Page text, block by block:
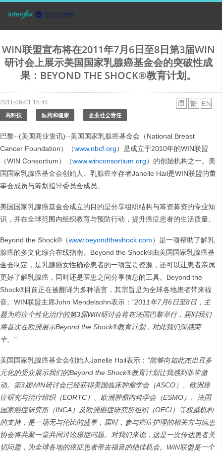
WIN联盟宣布将在2011年7月6日至8日第3届WIN
研讨会上展示美国国家乳腺癌基金会的突破性成
果：BEYOND THE SHOCK®教育计划。
2011-06-01 15:44
高科技 医药和健康 企业社会责任
巴黎--(美国商业资讯)--美国国家乳腺癌基金会（National Breast
Cancer Foundation）（www.nbcf.org）是成立于2010年的WIN联盟
（WIN Consortium）（www.winconsortium.org）的创始机构之一。美
国国家乳腺癌基金会创始人、乳腺癌幸存者Janelle Hail是WIN联盟的董
事会成员与筹划指导委员会成员。
美国国家乳腺癌基金会成立的目的是分享组织结构与筹资募资的专业知
识，并在全球范围内组织教育与预防行动，提升癌症患者的生活质量。
Beyond the Shock®（www.beyondtheshock.com）是一项帮助了解乳
腺癌的多文化综合在线指南。Beyond the Shock®由美国国家乳腺癌基
金会制定，是乳腺癌女性确诊患者的一项宝贵资源，还可以让患者亲属
更好了解乳腺癌，同时还是医患之间分享信息的工具。Beyond the
Shock®目前正在被翻译为多种语言，其宗旨是为全球各地患者带来福
音。WIN联盟主席John Mendelsohn表示： "2011年7月6日至8日，主
题为癌症个性化治疗的第3届WIN研讨会将在法国巴黎举行，届时我们
将首次在欧洲展示Beyond the Shock®教育计划，对此我们深感荣
幸。 "
美国国家乳腺癌基金会创始人Janelle Hail表示： "能够向如此杰出且多
元化的受众展示我们的Beyond the Shock®教育计划让我感到非常激
动。第3届WIN研讨会已经获得美国临床肿瘤学会（ASCO）、欧洲癌
症研究与治疗组织（EORTC）、欧洲肿瘤内科学会（ESMO）、法国
国家癌症研究所（INCA）及欧洲癌症研究所组织（OECI）等权威机构
的支持，是一场无与伦比的盛事，届时，参与癌症护理的相关方与病患
协会将共聚一堂共同讨论癌症问题。对我们来说，这是一次传达患者关
切问题，为全球各地的癌症患者带去福音的绝佳机会。 WIN联盟是一个